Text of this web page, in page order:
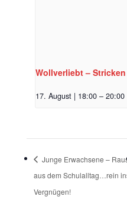
Wollverliebt –
17. August | 18:00 – 20:00
Junge Erwachsene –
aus dem Schulalltag…rein
Vergnügen!